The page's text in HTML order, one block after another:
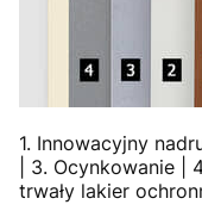
1. Innowacyjny
| 3. Ocynkowanie |
trwały lakier